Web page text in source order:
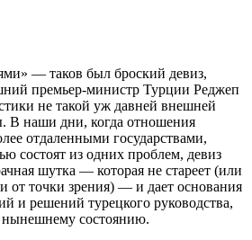
— таков был броский девиз,
премьер-министр Турции Реджеп
не такой уж давней внешней
В наши дни, когда отношения
отдаленными государствами,
состоят из одних проблем, девиз
шутка — которая не стареет (или
от точки зрения) — и дает основания
и решений турецкого руководства,
нынешнему состоянию.